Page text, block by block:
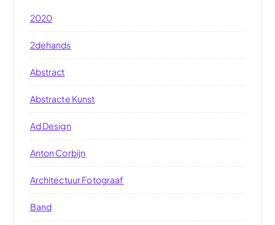
2020
2dehands
Abstract
Abstracte Kunst
Ad Design
Anton Corbijn
Architectuur Fotograaf
Band